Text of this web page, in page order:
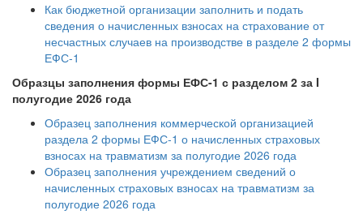
Как бюджетной организации заполнить и подать
сведения о начисленных взносах на страхование от
несчастных случаев на производстве в разделе 2 формы
ЕФС-1
Образцы заполнения формы ЕФС-1 с разделом 2 за I
полугодие 2026 года
Образец заполнения коммерческой организацией
раздела 2 формы ЕФС-1 о начисленных страховых
взносах на травматизм за полугодие 2026 года
Образец заполнения учреждением сведений о
начисленных страховых взносах на травматизм за
полугодие 2026 года